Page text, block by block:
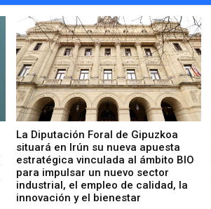
La Diputación Foral de Gipuzkoa
situará en Irún su nueva apuesta
estratégica vinculada al ámbito BIO
para impulsar un nuevo sector
industrial, el empleo de calidad, la
innovación y el bienestar